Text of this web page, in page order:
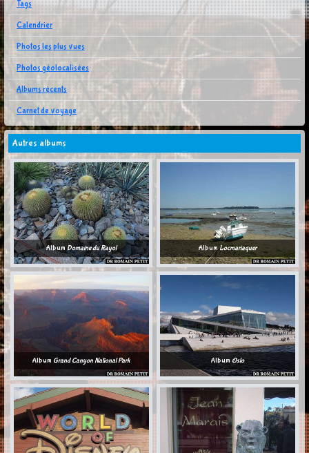
Tags
Calendrier
Photos les plus vues
Photos géolocalisées
Albums récents
Carnet de voyage
Autres albums
AlbumDomaine du Rayol AlbumLocmariaquer
Album Grand Canyon National Park Album Oslo